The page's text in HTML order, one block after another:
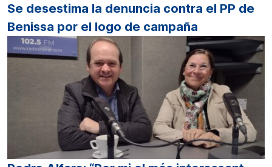
Se desestima la denuncia contra el PP de
Benissa por el logo de campaña